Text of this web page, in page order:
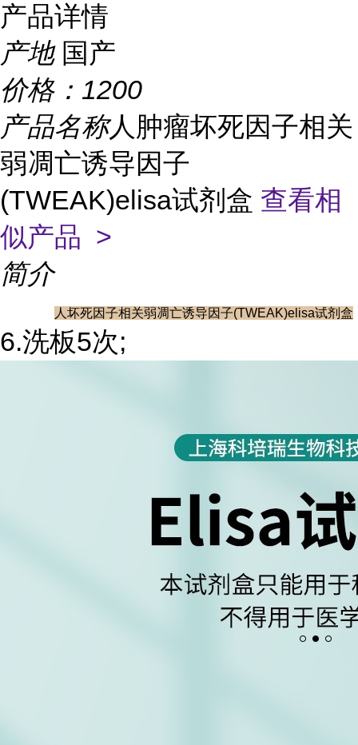
产品详情
产地 国产
价格： 1200
产品名称人肿瘤坏死因子相关
弱凋亡诱导因子
(TWEAK)elisa试剂盒 查看相
似产品 >
简介
人坏死因子相关弱凋亡诱导因子(TWEAK)elisa试剂盒
6.洗板5次;